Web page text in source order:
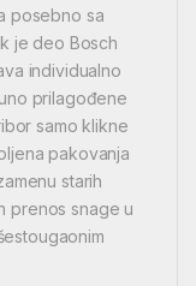
posebno sa
je deo Bosch
individualno
prilagođene
samo klikne
pakovanja
starih
prenos snage u